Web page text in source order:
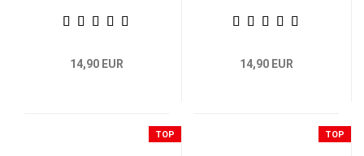
14,90 EUR 14,90 EUR
TOP TOP